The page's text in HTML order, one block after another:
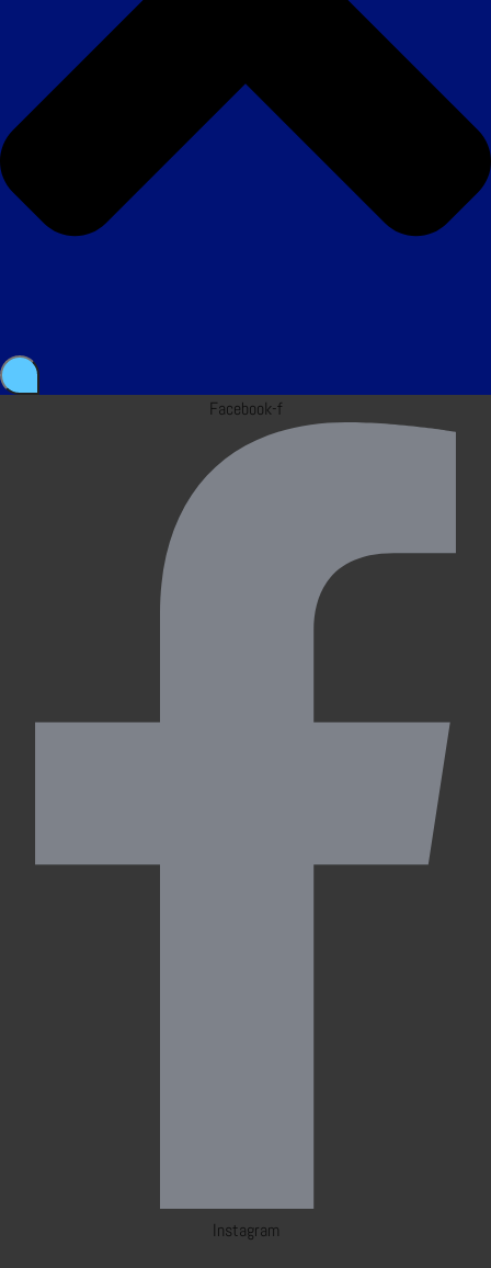
Facebook-f
Instagram